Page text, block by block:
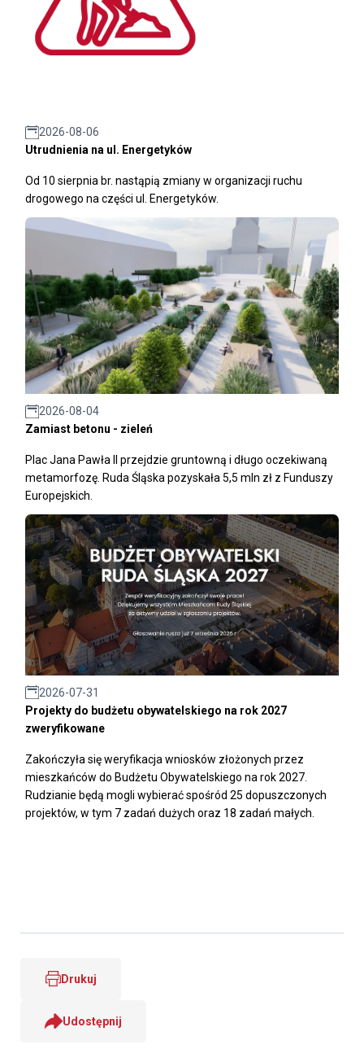
2026-08-06
Utrudnienia na ul. Energetyków
Od 10 sierpnia br. nastąpią zmiany w organizacji ruchu
drogowego na części ul. Energetyków.
2026-08-04
Zamiast betonu - zieleń
Plac Jana Pawła II przejdzie gruntowną i długo oczekiwaną
metamorfozę. Ruda Śląska pozyskała 5,5 mln zł z Funduszy
Europejskich.
2026-07-31
Projekty do budżetu obywatelskiego na rok 2027
zweryfikowane
Zakończyła się weryfikacja wniosków złożonych przez
mieszkańców do Budżetu Obywatelskiego na rok 2027.
Rudzianie będą mogli wybierać spośród 25 dopuszczonych
projektów, w tym 7 zadań dużych oraz 18 zadań małych.
Drukuj
Udostępnij